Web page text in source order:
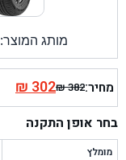
מותג המוצר:
מחיר: ₪382
המחיר
המקורי
היה:
₪302המחיר
הנוכחי
הוא:
בחר אופן התקנה
מומלץ